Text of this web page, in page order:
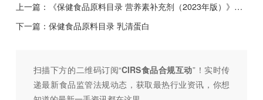
上一篇：
《保健食品原料目录 营养素补充剂（2023年版）》解读文件（征求意见稿）
下一篇： 保健食品原料目录 乳清蛋白
扫描下方的二维码订阅“CIRS食品合规互动”！ 实时传
递最新食品监管法规动态，获取最热行业资讯， 你想